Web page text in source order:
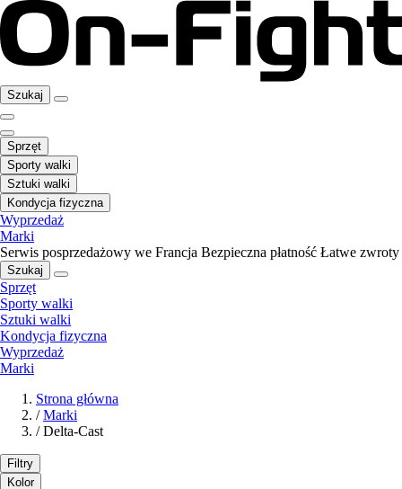
Szukaj
Sprzęt
Sporty walki
Sztuki walki
Kondycja fizyczna
Wyprzedaż
Marki
Serwis posprzedażowy we Francja Bezpieczna płatność Łatwe zwroty
Szukaj
Sprzęt
Sporty walki
Sztuki walki
Kondycja fizyczna
Wyprzedaż
Marki
Strona główna
/ Marki
/ Delta-Cast
Filtry
Kolor